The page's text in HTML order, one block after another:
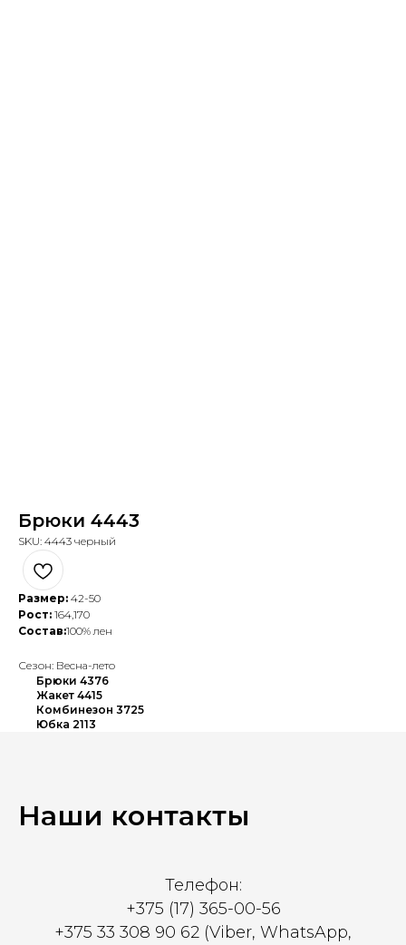
Брюки 4443
SKU: 4443 черный
Размер: 42-50
Рост: 164,170
Состав:100% лен
Сезон: Весна-лето
Брюки 4376
Жакет 4415
Комбинезон 3725
Юбка 2113
Наши контакты
Телефон:
+375 (17) 365-00-56
+375 33 308 90 62 (Viber, WhatsApp,